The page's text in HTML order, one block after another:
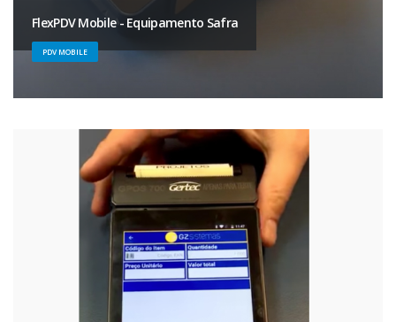
FlexPDV Mobile - Equipamento Safra
PDV MOBILE